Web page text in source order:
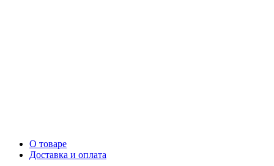
О товаре
Доставка и оплата